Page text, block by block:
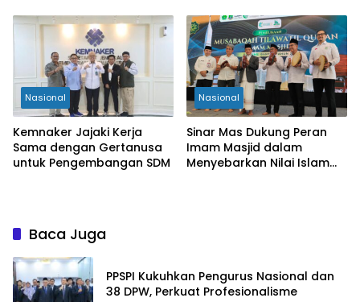
Nasional
Kemnaker Jajaki Kerja
Sama dengan Gertanusa
untuk Pengembangan SDM
Nasional
Sinar Mas Dukung Peran
Imam Masjid dalam
Menyebarkan Nilai Islam
Baca Juga
PPSPI Kukuhkan Pengurus Nasional dan
38 DPW, Perkuat Profesionalisme